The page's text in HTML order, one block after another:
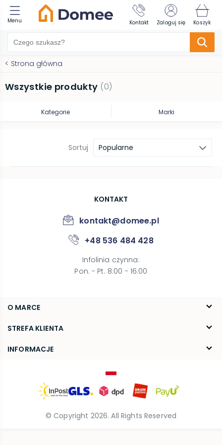
Menu Kontakt Zaloguj się Koszyk
< Strona główna
Wszystkie produkty (0)
Kategorie Marki
Sortuj Popularne
O MARCE
O nas
Blog
STREFA KLIENTA
FAQ
Reklamacje i zwroty
INFORMACJE
Polityka prywatności
KONTAKT
kontakt@domee.pl
+48 536 484 428
Infolinia czynna:
Pon. - Pt. 8:00 - 16:00
© Copyright 2026. All Rights Reserved